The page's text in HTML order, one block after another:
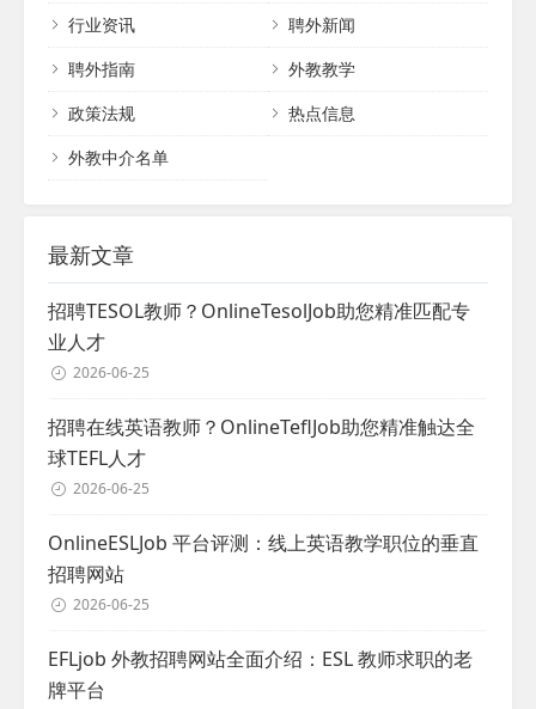
衍生出丰富的精英人脉资源，形成了一座庞
大的人才数据库。我们...
决方案。我们致力于助力您的企业加速“国际
化”进程，竭诚为您提供专业、高效的服
行业资讯
聘外新闻
聘外指南
外教教学
政策法规
热点信息
外教中介名单
最新文章
招聘TESOL教师？OnlineTesolJob助您精准匹配专
业人才
2026-06-25
招聘在线英语教师？OnlineTeflJob助您精准触达全
球TEFL人才
2026-06-25
OnlineESLJob 平台评测：线上英语教学职位的垂直
招聘网站
2026-06-25
EFLjob 外教招聘网站全面介绍：ESL 教师求职的老
牌平台